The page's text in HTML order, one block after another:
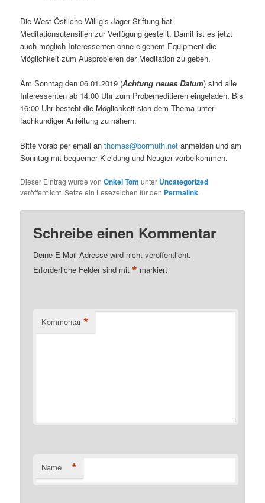
Die West-Östliche Willigis Jäger Stiftung hat
Meditationsutensilien zur Verfügung gestellt. Damit ist es jetzt
auch möglich Interessenten ohne eigenem Equipment die
Möglichkeit zum Ausprobieren der Meditation zu geben.
Am Sonntag den 06.01.2019 (Achtung neues Datum) sind alle
Interessenten ab 14:00 Uhr zum Probemeditieren eingeladen. Bis
16:00 Uhr besteht die Möglichkeit sich dem Thema unter
fachkundiger Anleitung zu nähern.
Bitte vorab per email anthomas@bormuth.net anmelden und am
Sonntag mit bequemer Kleidung und Neugier vorbeikommen.
Dieser Eintrag wurde vonOnkel Tom unter Uncategorized
veröffentlicht. Setze ein Lesezeichen für den Permalink.
Schreibe einen Kommentar
Deine E-Mail-Adresse wird nicht veröffentlicht.
Erforderliche Felder sind mit* markiert
Kommentar *
Name *